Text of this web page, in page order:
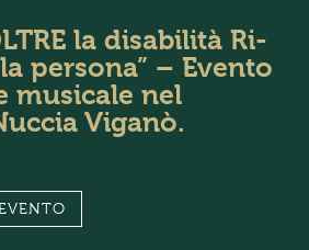
la disabilità Ri-
persona” – Evento
musicale nel
Viganò.